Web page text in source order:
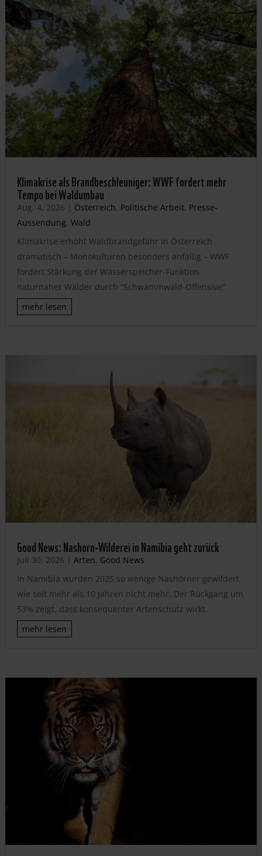
Klimakrise als Brandbeschleuniger: WWF fordert mehr
Tempo bei Waldumbau
Aug. 4, 2026 | Österreich, Politische Arbeit, Presse-
Aussendung, Wald
Klimakrise erhöht Waldbrandgefahr in Österreich
dramatisch – Monokulturen besonders anfällig – WWF
fordert Stärkung der Wasserspeicher-Funktion
naturnaher Wälder durch “Schwammwald-Offensive”
mehr lesen
Good News: Nashorn-Wilderei in Namibia geht zurück
Juli 30, 2026 | Arten, Good News
In Namibia wurden 2025 so wenige Nashörner gewildert
wie seit mehr als 10 Jahren nicht mehr. Der Rückgang um
53% zeigt, dass konsequenter Artenschutz wirkt.
mehr lesen